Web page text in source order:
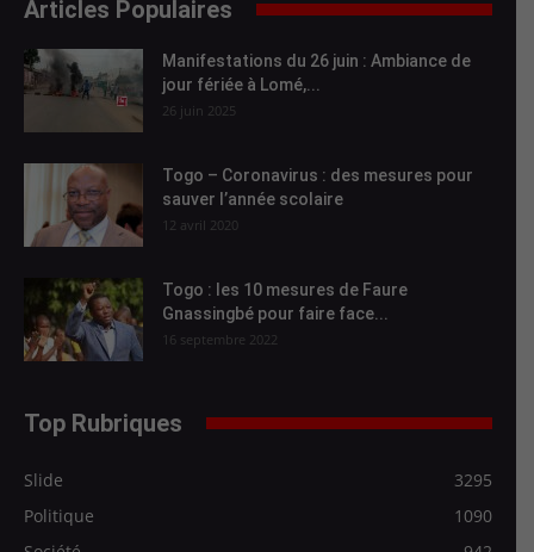
Articles Populaires
Manifestations du 26 juin : Ambiance de
jour fériée à Lomé,...
26 juin 2025
Togo – Coronavirus : des mesures pour
sauver l’année scolaire
12 avril 2020
Togo : les 10 mesures de Faure
Gnassingbé pour faire face...
16 septembre 2022
Top Rubriques
Slide
3295
Politique
1090